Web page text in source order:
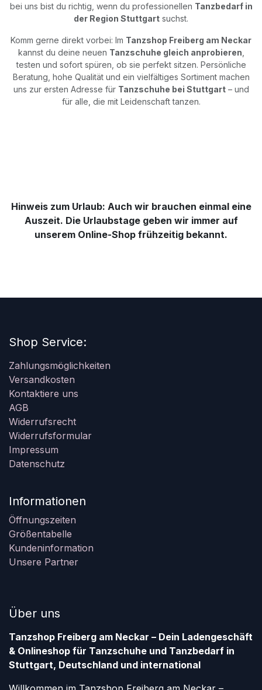
bei uns bist du richtig, wenn du professionellen Tanzbedarf in
der Region Stuttgart suchst.
Komm gerne direkt vorbei: Im Tanzshop Freiberg am Neckar
kannst du deine neuen Tanzschuhe gleich anprobieren
testen und sofort spüren, ob sie perfekt sitzen. Persönliche
Beratung, hohe Qualität und ein vielfältiges Sortiment machen
uns zur ersten Adresse für Tanzschuhe bei Stuttgart– und
für alle, die mit Leidenschaft tanzen.
Hinweis zum Urlaub: Auch wir brauchen einmal eine
Auszeit. Die Urlaubstage geben wir immer auf
unserem Online-Shop frühzeitig bekannt.
Shop Service:
Zahlungsmöglichkeiten
Versandkosten
Kontaktiere uns
AGB
Widerrufsrecht
Widerrufsformular
Impressum
Datenschutz
Informationen
Öffnungszeiten
Größentabelle
Kundeninformation
Unsere Partner
Über uns
Tanzshop Freiberg am Neckar – Dein Ladengeschäft
& Onlineshop für Tanzschuhe und Tanzbedarf in
Stuttgart, Deutschland und international